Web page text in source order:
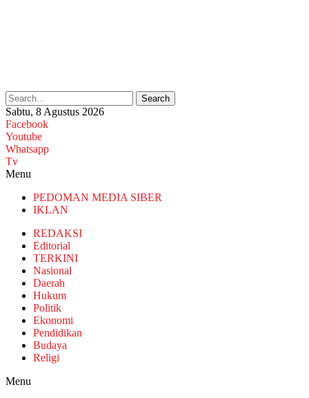
Search
Sabtu, 8 Agustus 2026
Facebook
Youtube
Whatsapp
Tv
Menu
PEDOMAN MEDIA SIBER
IKLAN
REDAKSI
Editorial
TERKINI
Nasional
Daerah
Hukum
Politik
Ekonomi
Pendidikan
Budaya
Religi
Menu